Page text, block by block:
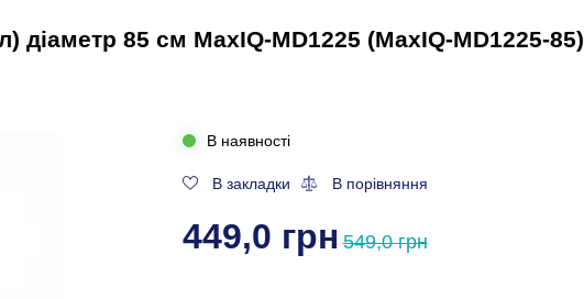
діаметр 85 см MaxIQ-MD1225 (MaxIQ-MD1225-85)
В наявності
В закладки В порівняння
449,0 грн 549,0 грн